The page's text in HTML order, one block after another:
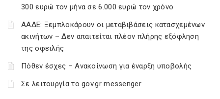
300 ευρώ τον μήνα σε 6.000 ευρώ τον χρόνο
ΑΑΔΕ: Ξεμπλοκάρουν οι μεταβιβάσεις κατασχεμένων
ακινήτων – Δεν απαιτείται πλέον πλήρης εξόφληση
της οφειλής
Πόθεν έσχες – Ανακοίνωση για έναρξη υποβολής
Σε λειτουργία το gov.gr messenger